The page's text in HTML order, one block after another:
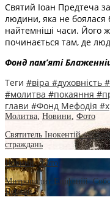
Святий Іоан Предтеча
людини, яка не боялася
найтемніші часи. Його
починається там, де
Фонд пам’яті
Теги #віра #духовність
#молитва #покаяння
глави #Фонд Мефодія
Молитва Новини Фото
Святитель Інокентій —
страждань
Новини,Фото
Митрополит Епіфаній:
Церкви